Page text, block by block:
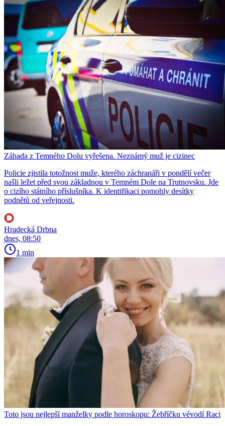
Záhada z Temného Dolu vyřešena. Neznámý muž je cizinec
Policie zjistila totožnost muže, kterého záchranáři v pondělí večer
našli ležet před svou základnou v Temném Dole na Trutnovsku. Jde
o cizího státního příslušníka. K identifikaci pomohly desítky
podnětů od veřejnosti.
Hradecká Drbna
dnes, 08:50
1 min
Toto jsou nejlepší manželky podle horoskopu: Žebříčku vévodí Raci